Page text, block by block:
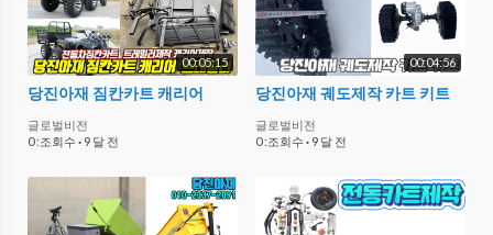
00:05:15
당진아재 짐칸카트 캐리어
글로벌비전
0 :조회수 · 9 달 전
00:04:56
당진아재 궤도제작 카트 키트
글로벌비전
0 :조회수 · 9 달 전